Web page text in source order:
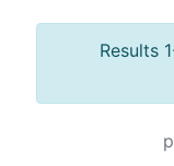
Results